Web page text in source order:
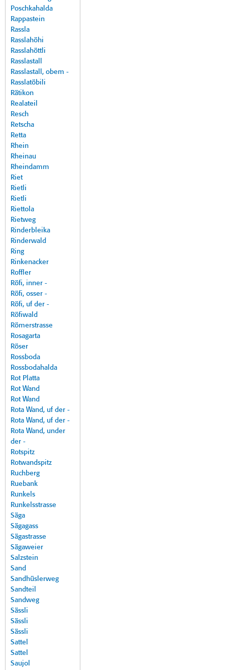
Poschkahalda
Rappastein
Rassla
Rasslahöhi
Rasslahöttli
Rasslastall
Rasslastall, obem -
Rasslatöbili
Rätikon
Realateil
Resch
Retscha
Retta
Rhein
Rheinau
Rheindamm
Riet
Rietli
Rietli
Riettola
Rietweg
Rinderbleika
Rinderwald
Ring
Rinkenacker
Roffler
Röfi, inner -
Röfi, osser -
Röfi, uf der -
Röfiwald
Römerstrasse
Rosagarta
Röser
Rossboda
Rossbodahalda
Rot Platta
Rot Wand
Rot Wand
Rota Wand, uf der -
Rota Wand, uf der -
Rota Wand, under
der -
Rotspitz
Rotwandspitz
Ruchberg
Ruebank
Runkels
Runkelsstrasse
Säga
Sägagass
Sägastrasse
Sägaweier
Salzstein
Sand
Sandhüslerweg
Sandteil
Sandweg
Sässli
Sässli
Sässli
Sattel
Sattel
Saujol